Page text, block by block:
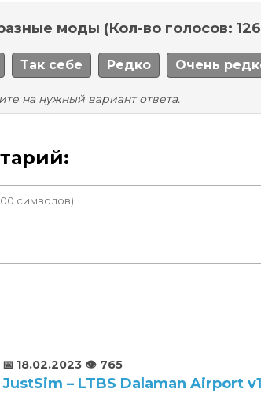
моды (Кол-во голосов:
Так себе Редко Очень
на нужный вариант ответа.
📅 18.02.2023 👁️ 765
JustSim – LTBS Dalaman Airport